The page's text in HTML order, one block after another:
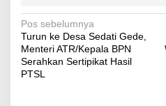
Navigasi
pos
Pos sebelumnya
Turun ke Desa Sedati Gede,
Menteri ATR/Kepala BPN
Serahkan Sertipikat Hasil
PTSL